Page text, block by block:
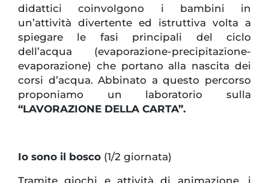
didattici coinvolgono i bambini in
un’attività divertente ed istruttiva volta a
spiegare le fasi principali del ciclo
dell’acqua (evaporazione-precipitazione-
evaporazione) che portano alla nascita dei
corsi d’acqua. Abbinato a questo percorso
proponiamo un laboratorio sulla
“LAVORAZIONE DELLA CARTA”.
Io sono il bosco (1/2 giornata)